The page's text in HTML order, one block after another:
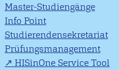
Master-Studiengänge
Info Point
Studierendensekretariat
Prüfungsmanagement
HISinOne Service Tool